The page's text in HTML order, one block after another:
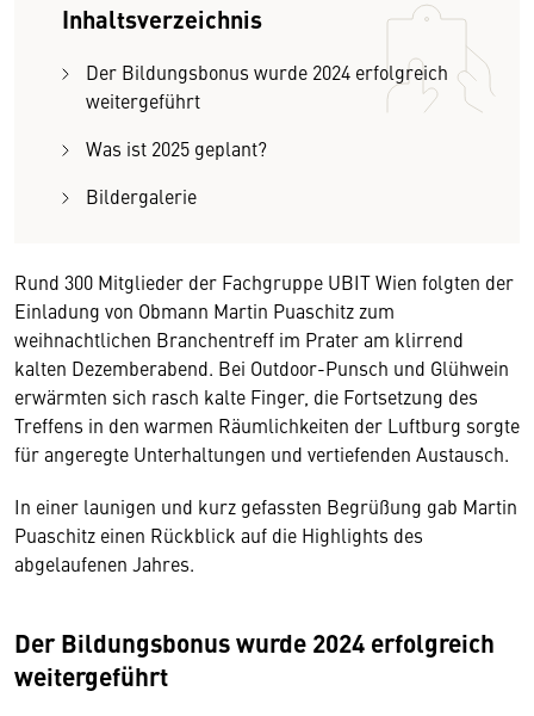
Inhaltsverzeichnis
Der Bildungsbonus wurde 2024 erfolgreich
weitergeführt
Was ist 2025 geplant?
Bildergalerie
Rund 300 Mitglieder der Fachgruppe UBIT Wien folgten der
Einladung von Obmann Martin Puaschitz zum
weihnachtlichen Branchentreff im Prater am klirrend
kalten Dezemberabend. Bei Outdoor-Punsch und Glühwein
erwärmten sich rasch kalte Finger, die Fortsetzung des
Treffens in den warmen Räumlichkeiten der Luftburg sorgte
für angeregte Unterhaltungen und vertiefenden Austausch.
In einer launigen und kurz gefassten Begrüßung gab Martin
Puaschitz einen Rückblick auf die Highlights des
abgelaufenen Jahres.
Der Bildungsbonus wurde 2024 erfolgreich
weitergeführt